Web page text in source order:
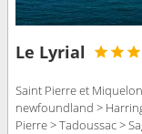
Le Lyrial
Saint Pierre et
newfoundland >
Pierre > Tadoussac >